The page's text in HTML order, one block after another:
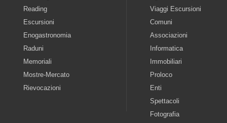
Reading
Escursioni
Enogastronomia
Raduni
Memoriali
Mostre-Mercato
Rievocazioni
Viaggi Escursioni
Comuni
Associazioni
Informatica
Immobiliari
Proloco
Enti
Spettacoli
Fotografia